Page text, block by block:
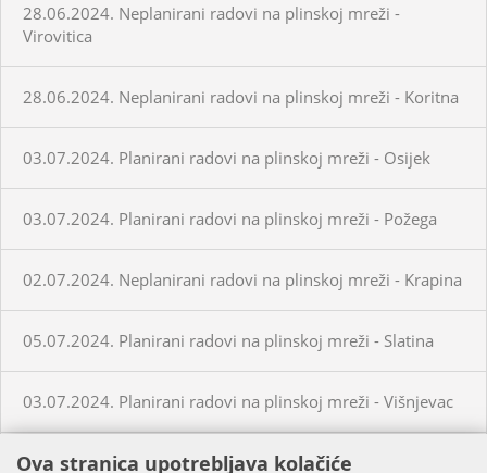
28.06.2024. Neplanirani radovi na plinskoj mreži -
Virovitica
28.06.2024. Neplanirani radovi na plinskoj mreži - Koritna
03.07.2024. Planirani radovi na plinskoj mreži - Osijek
03.07.2024. Planirani radovi na plinskoj mreži - Požega
02.07.2024. Neplanirani radovi na plinskoj mreži - Krapina
05.07.2024. Planirani radovi na plinskoj mreži - Slatina
03.07.2024. Planirani radovi na plinskoj mreži - Višnjevac
03.07.2024. Planirani radovi na plinskoj mreži - Virovitica
Ova stranica upotrebljava kolačiće